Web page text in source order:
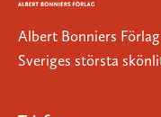
Albert Bonniers
Sveriges största